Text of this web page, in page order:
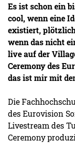
Es ist schon ein
cool, wenn eine
existiert,
wenn das nicht
live auf der
Ceremony des
das ist mir mit
Die
des Eurovision
Livestream des
Ceremony